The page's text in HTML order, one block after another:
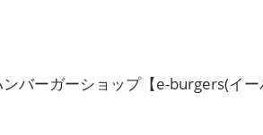
バーガーショップ【e-burgers(イ